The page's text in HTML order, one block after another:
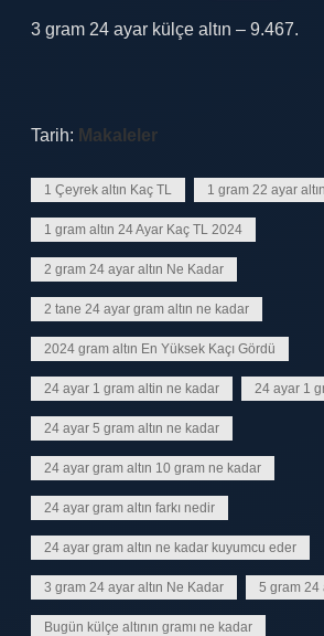
3 gram 24 ayar külçe altın – 9.467.
Tarih: Makaleler
1 Çeyrek altın Kaç TL 1 gram 22 ayar
1 gram altın 24 Ayar Kaç TL 2024
2 gram 24 ayar altın Ne Kadar
2 tane 24 ayar gram altın ne kadar
2024 gram altın En Yüksek Kaçı Gördü
24 ayar 1 gram altin ne kadar 24 ayar 1
24 ayar 5 gram altın ne kadar
24 ayar gram altın 10 gram ne kadar
24 ayar gram altın farkı nedir
24 ayar gram altın ne kadar kuyumcu eder
3 gram 24 ayar altın Ne Kadar 5 gram 24
Bugün külçe altının gramı ne kadar